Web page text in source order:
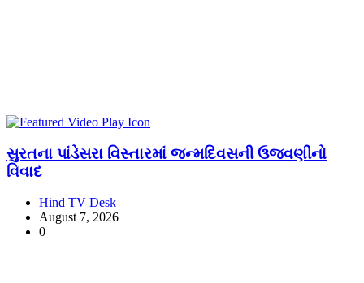
સુરતના પાંડેસરા વિસ્તારમાં જન્મદિવસની ઉજવણીનો
વિવાદ
Hind TV Desk
August 7, 2026
0